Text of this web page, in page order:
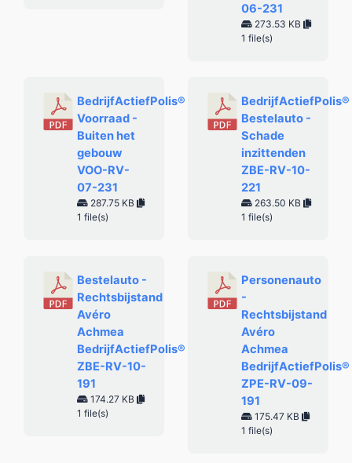
06-231
273.53 KB
1 file(s)
BedrijfActiefPolis®
Voorraad -
Buiten het
gebouw
VOO-RV-
07-231
287.75 KB
1 file(s)
BedrijfActiefPolis®
Bestelauto -
Schade
inzittenden
ZBE-RV-10-
221
263.50 KB
1 file(s)
Bestelauto -
Rechtsbijstand
Avéro
Achmea
BedrijfActiefPolis®
ZBE-RV-10-
191
174.27 KB
1 file(s)
Personenauto
-
Rechtsbijstand
Avéro
Achmea
BedrijfActiefPolis®
ZPE-RV-09-
191
175.47 KB
1 file(s)